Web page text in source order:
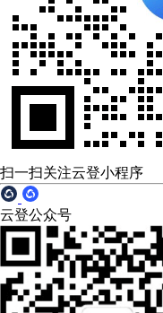
扫一扫关注云登小程序
云登公众号